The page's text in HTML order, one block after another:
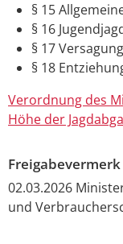
§ 15
§ 16
§ 17
§ 18
Verordnung des
Höhe der
Freigabevermerk
02.03.2026
und